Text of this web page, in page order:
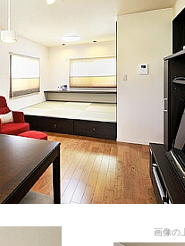
画像の